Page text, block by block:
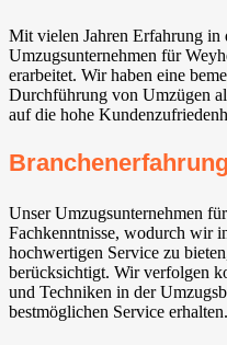
Mit vielen Jahren Erfahrung in
Umzugsunternehmen für
erarbeitet. Wir haben eine
Durchführung von Umzügen
auf die hohe
Branchenerfahrung
Unser Umzugsunternehmen
Fachkenntnisse, wodurch wir
hochwertigen Service zu
berücksichtigt. Wir verfolgen
und Techniken in der
bestmöglichen Service erhalten.